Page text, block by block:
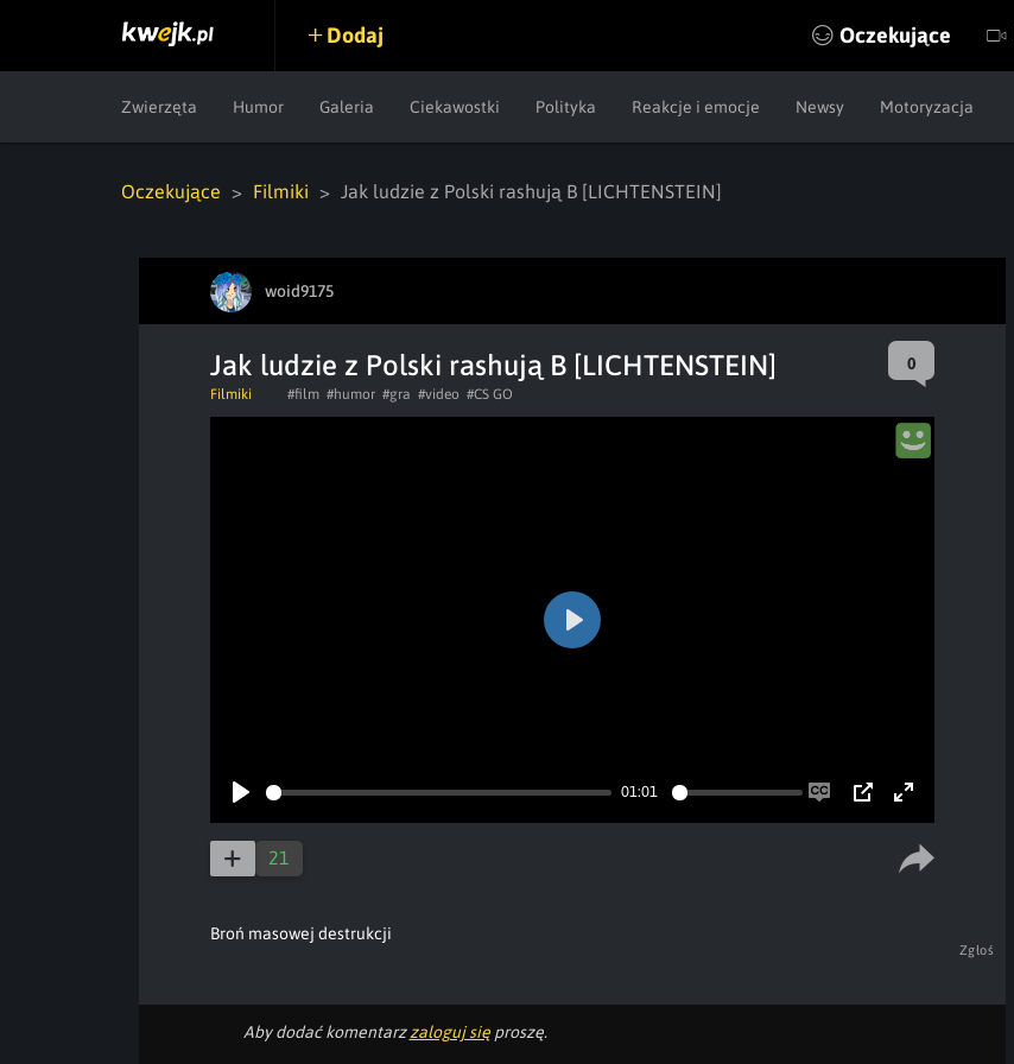
Dodaj Oczekujące
Zwierzęta Humor Galeria Ciekawostki Polityka Reakcje i emocje Newsy Motoryzacja
Oczekujące Filmiki Jak ludzie z Polski rashują B [LICHTENSTEIN]
woid9175
Jak ludzie z Polski rashują B [LICHTENSTEIN] 0
Filmiki #film #humor #gra #video #CS GO
01:01
fullscreen
Play
21
Broń masowej destrukcji
Zgłoś
Aby dodać komentarzzaloguj sięproszę.